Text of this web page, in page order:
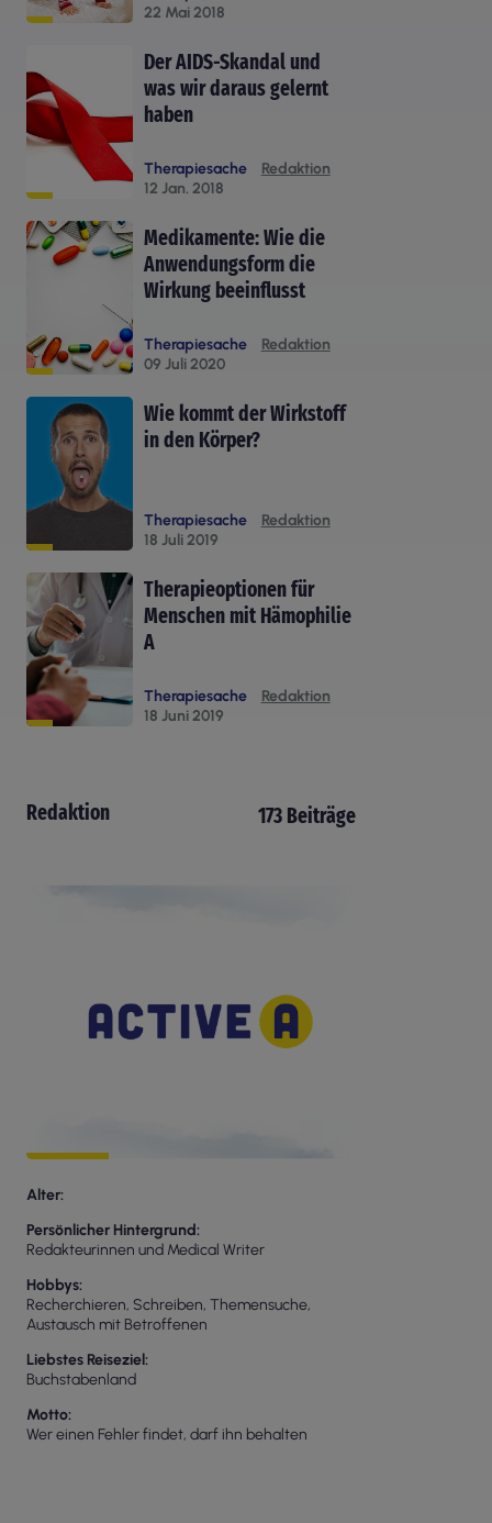
22 Mai 2018
Der AIDS-Skandal und
was wir daraus gelernt
haben
Therapiesache
Redaktion
12 Jan. 2018
Medikamente: Wie die
Anwendungsform die
Wirkung beeinflusst
Therapiesache
Redaktion
09 Juli 2020
Wie kommt der Wirkstoff
in den Körper?
Therapiesache
Redaktion
18 Juli 2019
Therapieoptionen für
Menschen mit Hämophilie
A
Therapiesache
Redaktion
18 Juni 2019
Redaktion 173 Beiträge
Alter
Persönlicher Hintergrund
Redakteurinnen und Medical Writer
Hobbys
Recherchieren, Schreiben, Themensuche,
Austausch mit Betroffenen
Liebstes Reiseziel
Buchstabenland
Motto
Wer einen Fehler findet, darf ihn behalten